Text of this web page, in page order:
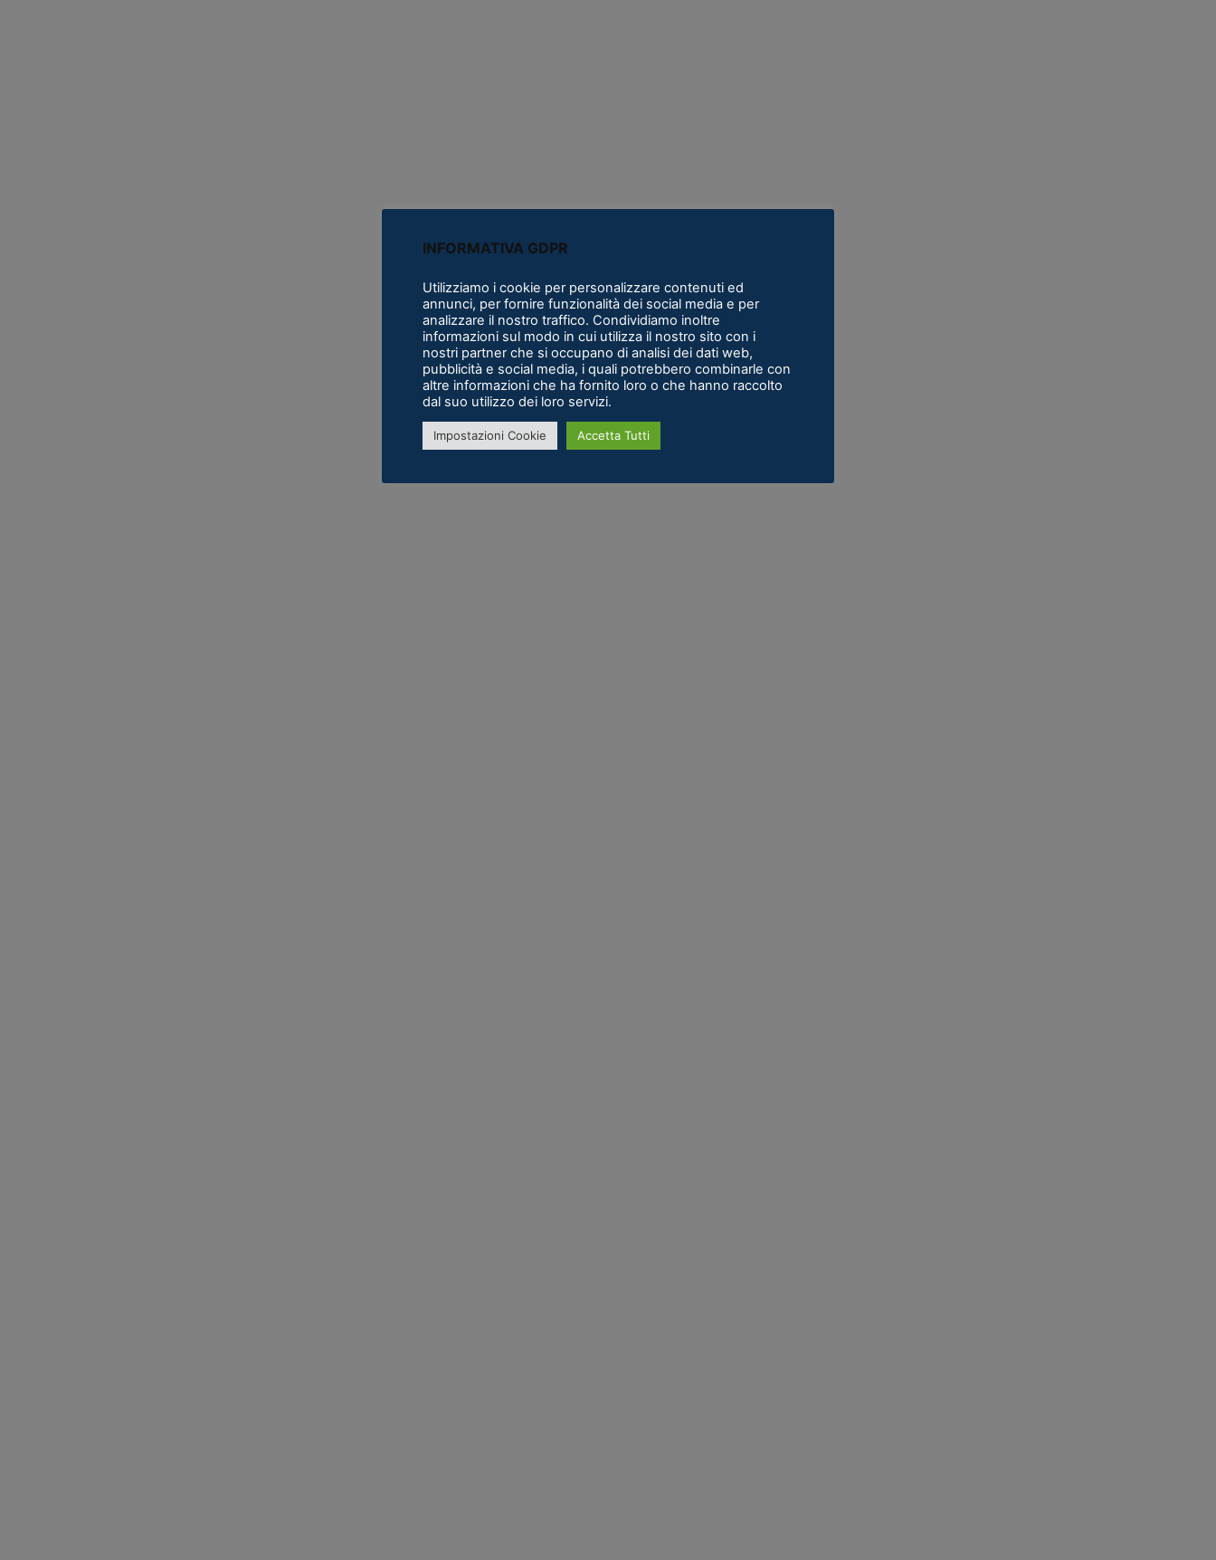
INFORMATIVA GDPR
Utilizziamo i cookie per personalizzare contenuti ed
annunci, per fornire funzionalità dei social media e per
analizzare il nostro traffico. Condividiamo inoltre
informazioni sul modo in cui utilizza il nostro sito con i
nostri partner che si occupano di analisi dei dati web,
pubblicità e social media, i quali potrebbero combinarle con
altre informazioni che ha fornito loro o che hanno raccolto
dal suo utilizzo dei loro servizi.
Impostazioni Cookie Accetta Tutti